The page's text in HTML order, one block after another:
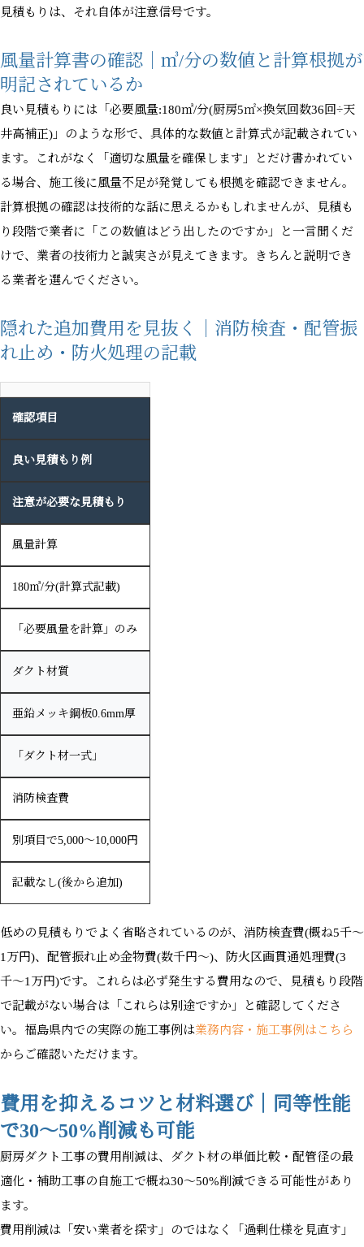
見積もりは、それ自体が注意信号です。
風量計算書の確認｜㎥/分の数値と計算根拠が
明記されているか
良い見積もりには「必要風量:180㎥/分(厨房5㎡×換気回数36回÷天
井高補正)」のような形で、具体的な数値と計算式が記載されてい
ます。これがなく「適切な風量を確保します」とだけ書かれてい
る場合、施工後に風量不足が発覚しても根拠を確認できません。
計算根拠の確認は技術的な話に思えるかもしれませんが、見積も
り段階で業者に「この数値はどう出したのですか」と一言聞くだ
けで、業者の技術力と誠実さが見えてきます。きちんと説明でき
る業者を選んでください。
隠れた追加費用を見抜く｜消防検査・配管振
れ止め・防火処理の記載
確認項目
良い見積もり例
注意が必要な見積もり
風量計算
180㎥/分(計算式記載)
「必要風量を計算」のみ
ダクト材質
亜鉛メッキ鋼板0.6mm厚
「ダクト材一式」
消防検査費
別項目で5,000〜10,000円
記載なし(後から追加)
低めの見積もりでよく省略されているのが、消防検査費(概ね5千〜
1万円)、配管振れ止め金物費(数千円〜)、防火区画貫通処理費(3
千〜1万円)です。これらは必ず発生する費用なので、見積もり段階
で記載がない場合は「これらは別途ですか」と確認してくださ
い。福島県内での実際の施工事例は業務内容・施工事例はこちら
からご確認いただけます。
費用を抑えるコツと材料選び｜同等性能
で30〜50%削減も可能
厨房ダクト工事の費用削減は、ダクト材の単価比較・配管径の最
適化・補助工事の自施工で概ね30〜50%削減できる可能性があり
ます。
費用削減は「安い業者を探す」のではなく「過剰仕様を見直す」